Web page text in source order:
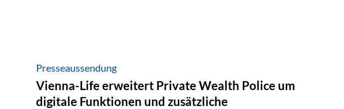
Presseaussendung
Vienna-Life erweitert Private Wealth Police um
digitale Funktionen und zusätzliche